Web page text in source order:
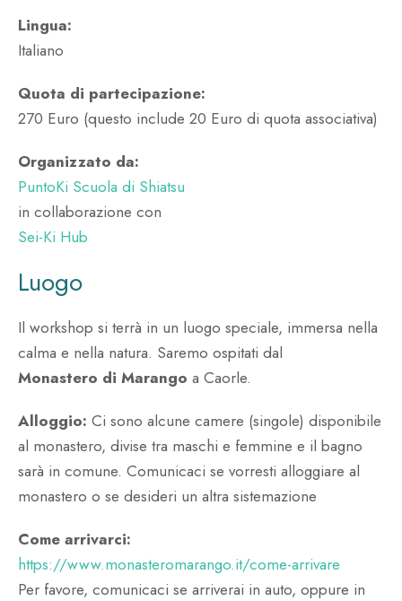
Lingua:
Italiano
Quota di partecipazione:
270 Euro (questo include 20 Euro di quota associativa)
Organizzato da:
PuntoKi Scuola di Shiatsu
in collaborazione con
Sei-Ki Hub
Luogo
Il workshop si terrà in un luogo speciale, immersa nella
calma e nella natura. Saremo ospitati dal
Monastero di Marango a Caorle.
Alloggio: Ci sono alcune camere (singole) disponibile
al monastero, divise tra maschi e femmine e il bagno
sarà in comune. Comunicaci se vorresti alloggiare al
monastero o se desideri un altra sistemazione
Come arrivarci:
https://www.monasteromarango.it/come-arrivare
Per favore, comunicaci se arriverai in auto, oppure in